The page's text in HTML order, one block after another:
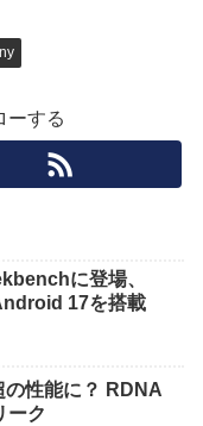
ーする
に登場、
17を搭載
の性能に？ RDNA
ーク